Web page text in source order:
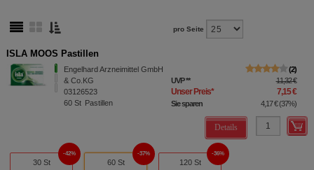
pro Seite
ISLA MOOS Pastillen
Engelhard Arzneimittel GmbH
& Co.KG
03126523
60 St Pastillen
2
UVP** 11,32 €
Unser Preis* 7,15 €
Sie sparen 4,17 €(37%)
Details
30 St
42%
60 St
37%
120 St
36%